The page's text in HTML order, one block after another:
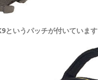
というパッチが付いています